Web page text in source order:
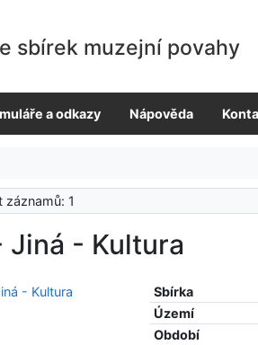
sbírek muzejní povahy
a odkazy Nápověda
záznamů: 1
Jiná - Kultura
Sbírka
Území
Období